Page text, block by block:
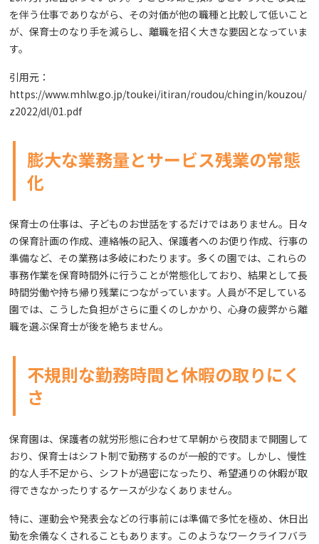
を伴う仕事でありながら、その対価が他の職種と比較して低いこと
が、保育士のなり手を減らし、離職を招く大きな要因となっていま
す。
引用元：
https://www.mhlw.go.jp/toukei/itiran/roudou/chingin/kouzou/
z2022/dl/01.pdf
膨大な業務量とサービス残業の常態
化
保育士の仕事は、子どものお世話をするだけではありません。日々
の保育計画の作成、連絡帳の記入、保護者へのお便り作成、行事の
準備など、その業務は多岐にわたります。多くの園では、これらの
事務作業を保育時間外に行うことが常態化しており、結果として長
時間労働や持ち帰り残業につながっています。人員が不足している
園では、こうした負担がさらに重くのしかかり、心身の疲弊から離
職を選ぶ保育士が後を絶ちません。
不規則な勤務時間と休暇の取りにく
さ
保育園は、保護者の就労形態に合わせて早朝から夜間まで開園して
おり、保育士はシフト制で勤務するのが一般的です。しかし、慢性
的な人手不足から、シフトが過密になったり、希望通りの休暇が取
得できなかったりするケースが少なくありません。
特に、運動会や発表会などの行事前には準備で多忙を極め、休日出
勤を余儀なくされることもあります。このようなワークライフバラ